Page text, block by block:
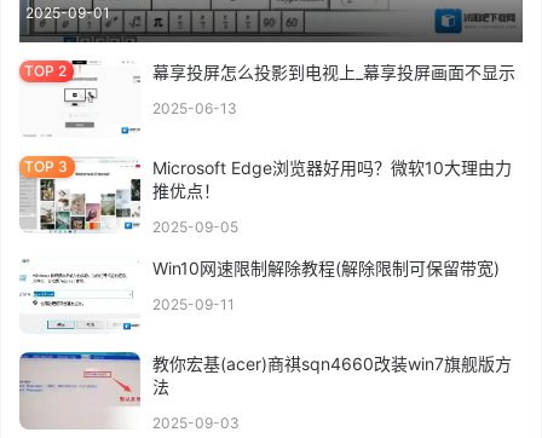
2025-09-01
幕享投屏怎么投影到电视上_幕享投屏画面不显示
2025-06-13
Microsoft Edge浏览器好用吗？微软10大理由力
推优点！
2025-09-05
Win10网速限制解除教程(解除限制可保留带宽)
2025-09-11
教你宏基(acer)商祺sqn4660改装win7旗舰版方
法
2025-09-03